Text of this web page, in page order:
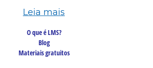
Leia mais
O que é LMS?
Blog
Materiais gratuitos